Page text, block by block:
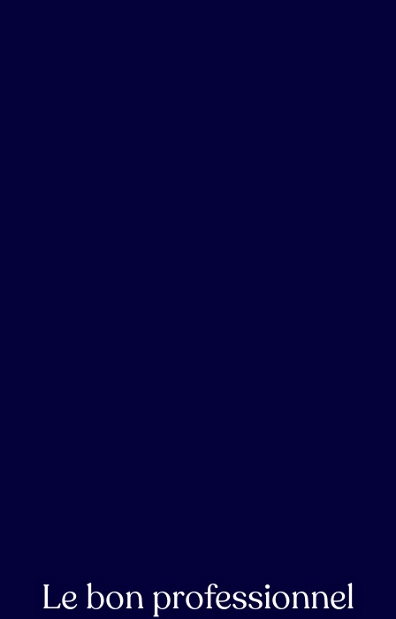
Le bon professionnel